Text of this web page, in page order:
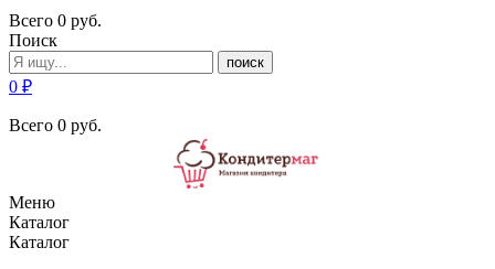
Всего 0 руб.
Поиск
поиск
0 ₽
Всего 0 руб.
Меню
Каталог
Каталог